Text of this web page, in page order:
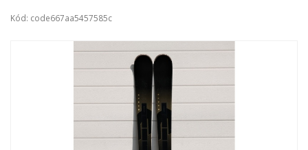
Kód: code667aa5457585c